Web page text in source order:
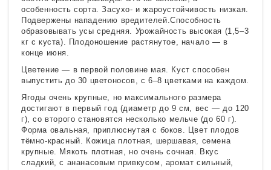
особенность сорта. Засухо- и жароустойчивость низкая.
Подвержены нападению вредителей.Способность
образовывать усы средняя. Урожайность высокая (1,5–3
кг с куста). Плодоношение растянутое, начало — в
конце июня.
Цветение — в первой половине мая. Куст способен
выпустить до 30 цветоносов, с 6–8 цветками на каждом.
Ягоды очень крупные, но максимального размера
достигают в первый год (диаметр до 9 см, вес — до 120
г), со второго становятся несколько мельче (до 60 г).
Форма овальная, приплюснутая с боков. Цвет плодов
тёмно-красный. Кожица плотная, шершавая, семена
крупные. Мякоть плотная, но очень сочная. Вкус
сладкий, с ананасовым привкусом, аромат сильный,